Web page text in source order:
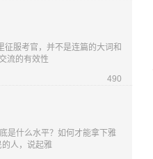
服考官，并不是连篇的大词和
流的有效性
490
是什么水平？如何才能拿下雅
人，说起雅